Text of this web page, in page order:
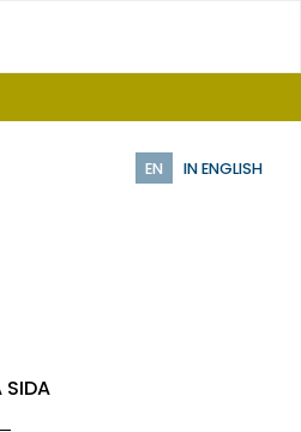
EN IN ENGLISH
SIDA